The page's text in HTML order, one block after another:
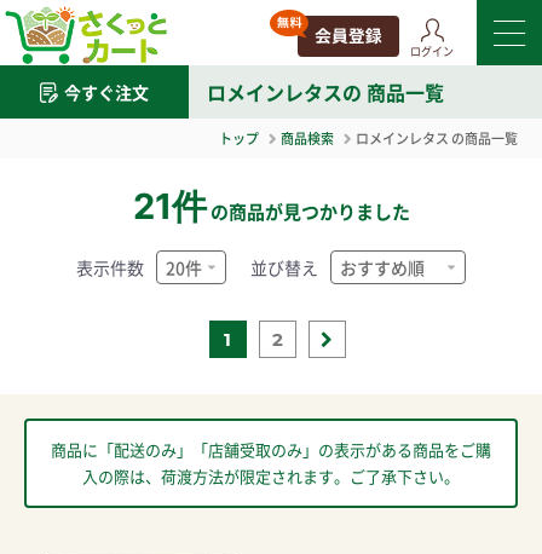
ログイン
今すぐ注文 ロメインレタスの 商品一覧
トップ 商品検索 ロメインレタス の商品一覧
21件 の商品が見つかりました
1 2
表示件数 並び替え
商品に「配送のみ」「店舗受取のみ」の表示がある商品をご購
入の際は、荷渡方法が限定されます。ご了承下さい。